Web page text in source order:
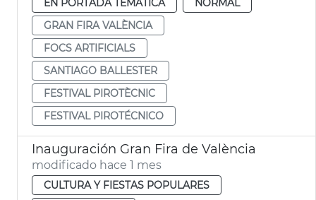
GRAN FIRA VALÈNCIA
FOCS ARTIFICIALS
SANTIAGO BALLESTER
FESTIVAL PIROTÈCNIC
FESTIVAL PIROTÉCNICO
Inauguración Gran Fira de València
modificado hace 1 mes
CULTURA Y FIESTAS POPULARES